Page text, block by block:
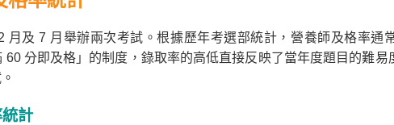
月及 7 月舉辦兩次考試。根據歷年考選部統計，營養師及格率通
分即及格」的制度，錄取率的高低直接反映了當年度題目的難
計